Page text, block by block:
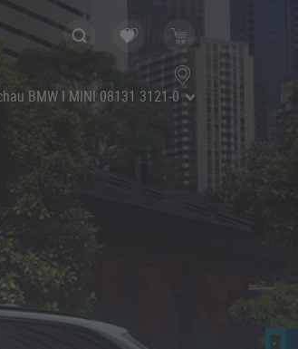
BMW I MINI 08131 3121-0